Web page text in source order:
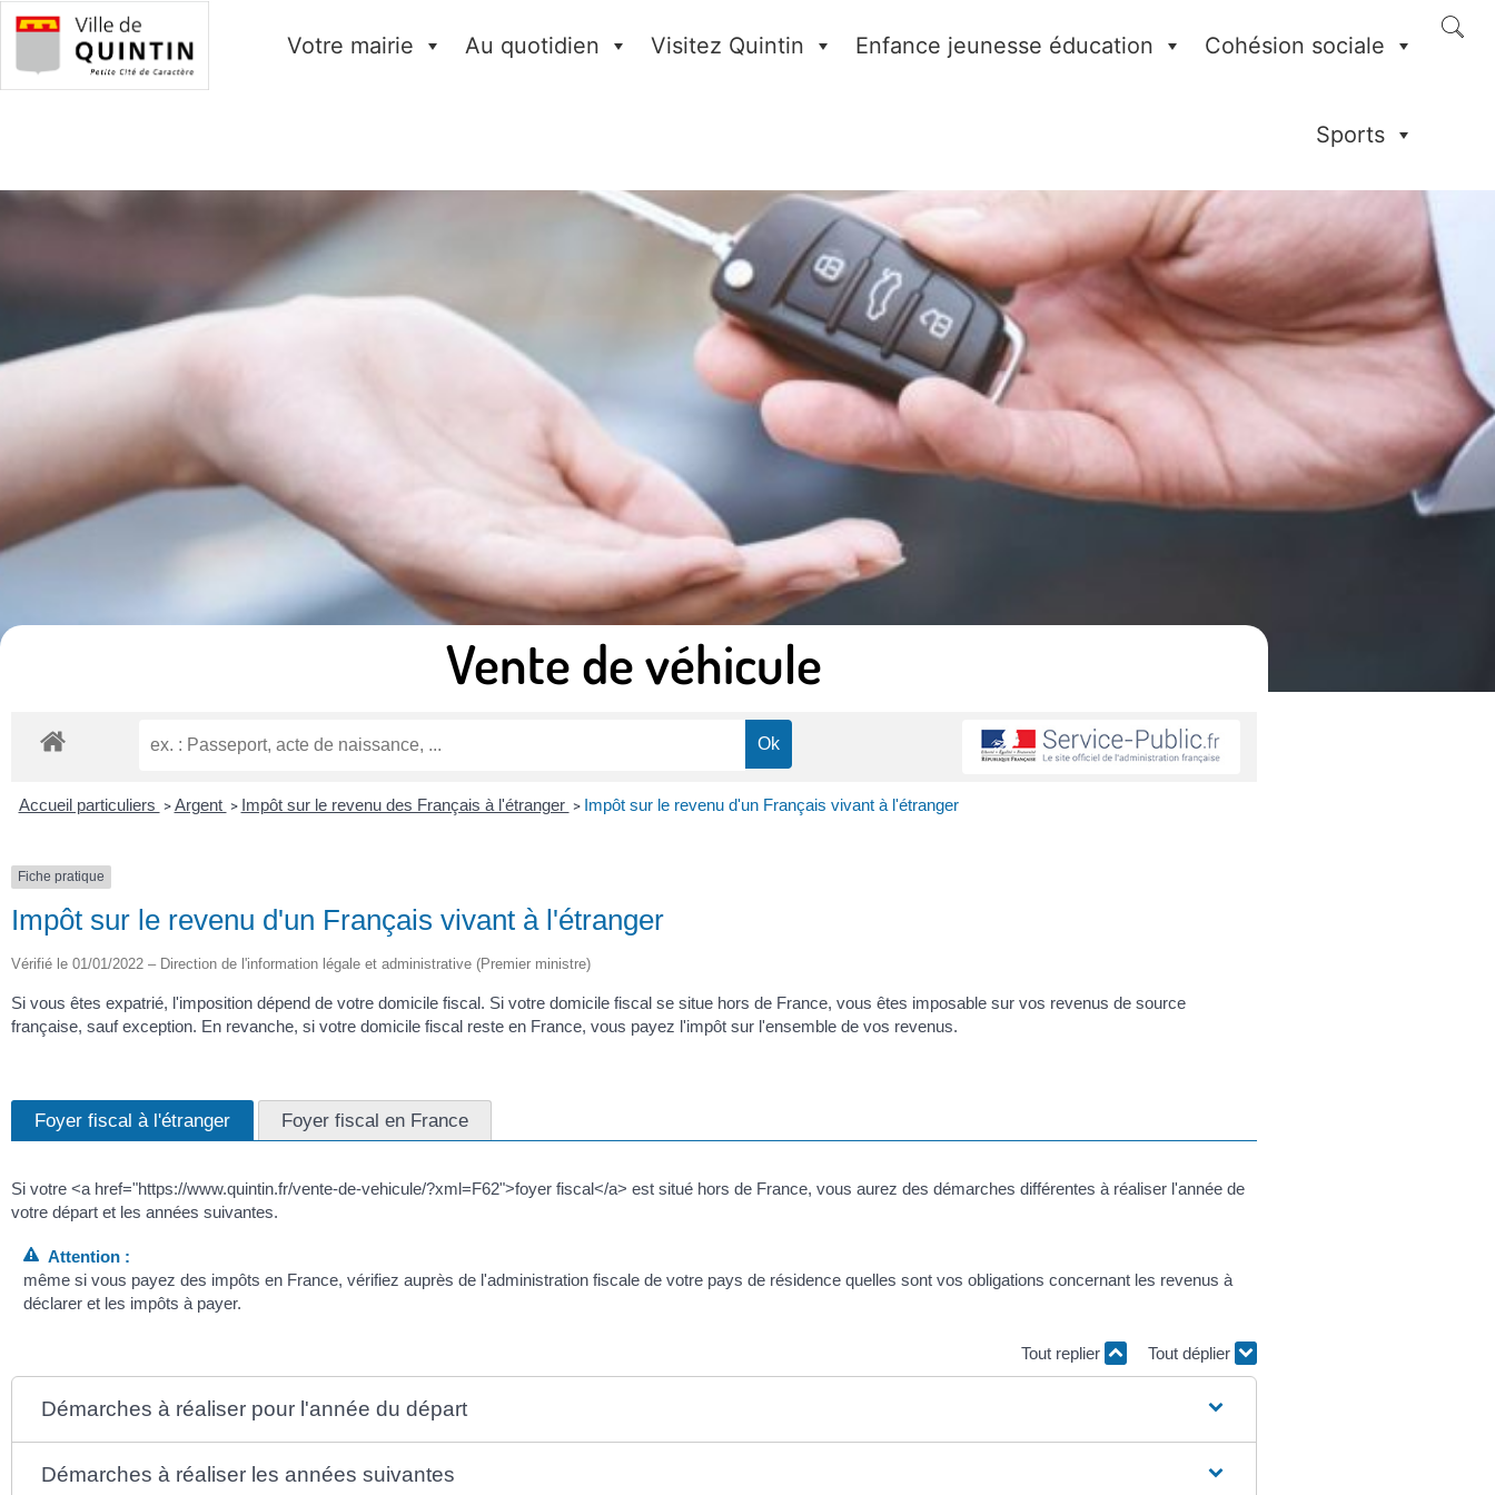
Votre mairie Au quotidien Visitez Quintin Enfance jeunesse éducation Cohésion sociale
Sports
Vente de véhicule
Accueil particuliers > Argent > Impôt sur le revenu des Français à l'étranger > Impôt sur le revenu d'un Français vivant à l'étranger
Fiche pratique
Impôt sur le revenu d'un Français vivant à l'étranger
Vérifié le 01/01/2022 – Direction de l'information légale et administrative (Premier ministre)
Si vous êtes expatrié, l'imposition dépend de votre domicile fiscal. Si votre domicile fiscal se situe hors de France, vous êtes imposable sur vos revenus de source
française, sauf exception. En revanche, si votre domicile fiscal reste en France, vous payez l'impôt sur l'ensemble de vos revenus.
Foyer fiscal à l'étranger Foyer fiscal en France
Si votre <a href="https://www.quintin.fr/vente-de-vehicule/?xml=F62">foyer fiscal</a> est situé hors de France, vous aurez des démarches différentes à réaliser l'année de
votre départ et les années suivantes.
Attention :
même si vous payez des impôts en France, vérifiez auprès de l'administration fiscale de votre pays de résidence quelles sont vos obligations concernant les revenus à
déclarer et les impôts à payer.
Tout replier Tout déplier
Démarches à réaliser pour l'année du départ
Démarches à réaliser les années suivantes